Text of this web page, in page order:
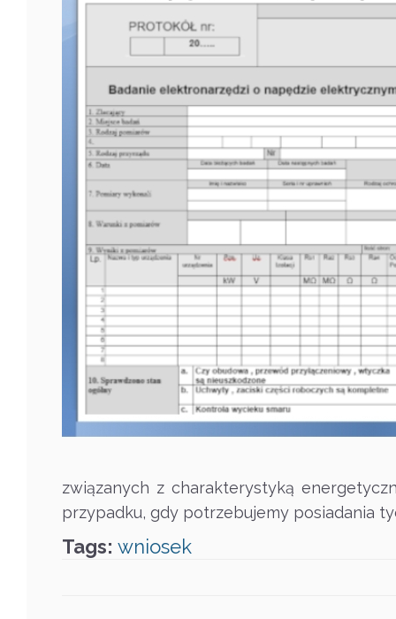
związanych z charakterystyką
przypadku, gdy potrzebujemy posiadania
Tags: wniosek